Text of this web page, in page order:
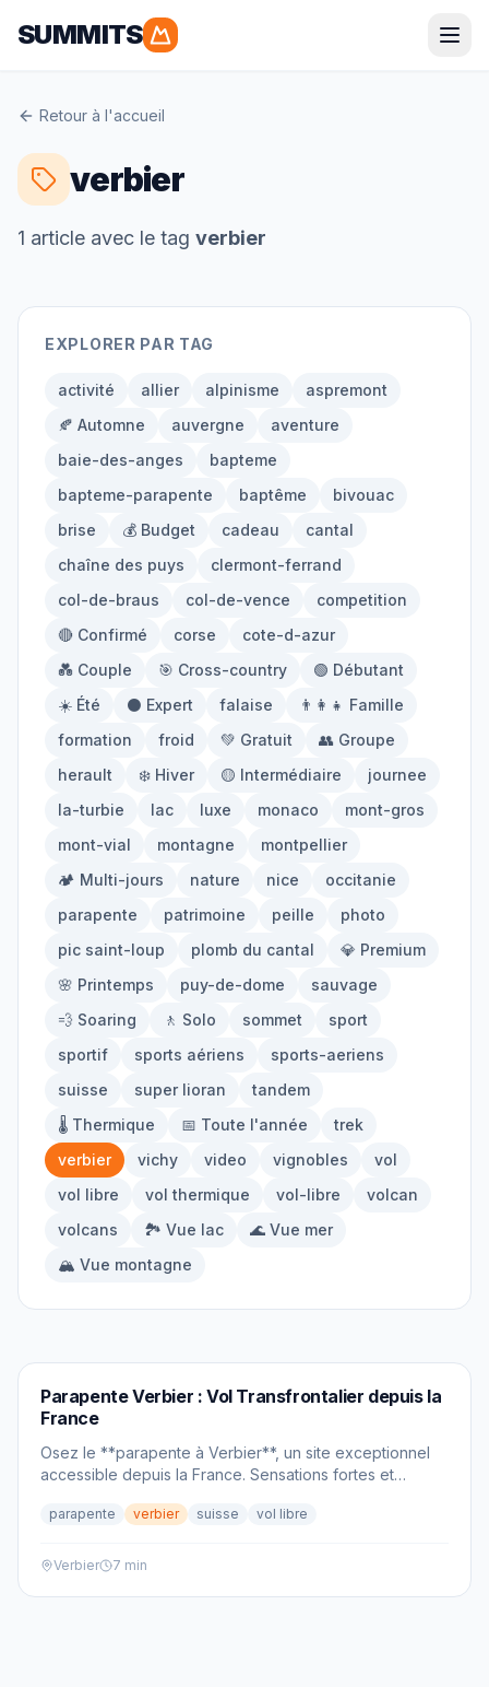
SUMMITS
Parapente
Alpes
Grandes Randonnées
Alpinisme
Mont-Blanc Via Ferrata
Initiation
Parapente Randonnée
Alpinisme
Outils
Carte des Spots Comparateur Prix
Quiz Parapente
À propos
Contact
Retour à l'accueil
verbier
1 article avec le tag verbier
EXPLORER PAR TAG
activité allier alpinisme
aspremont
🍂 Automne
auvergne
aventure
baie-des-anges
bapteme
bapteme-parapente
baptême
bivouac
brise
💰 Budget cadeau
cantal
chaîne des puys
clermont-ferrand
col-de-braus
col-de-vence
competition
🔴 Confirmé
corse
cote-d-azur
💑 Couple
🎯 Cross-country
🟢 Débutant
☀️ Été
⚫ Expert falaise
👨‍👩‍👧 Famille
formation
froid 💚 Gratuit
👥 Groupe
herault
❄️ Hiver 🟡 Intermédiaire
journee
la-turbie
lac luxe monaco
mont-gros
mont-vial
montagne
montpellier
🏕️ Multi-jours
nature nice
occitanie
parapente
patrimoine peille
photo
pic saint-loup
plomb du cantal
💎 Premium
🌸 Printemps
puy-de-dome
sauvage
💨 Soaring
🚶 Solo sommet
sport
sportif
sports aériens
sports-aeriens
suisse
super lioran
tandem
🌡️ Thermique
📅 Toute l'année
trek
verbier
vichy video vignobles
vol
vol libre
vol thermique vol-libre
volcan
volcans
🏞️ Vue lac
🌊 Vue mer
🏔️ Vue montagne
PARAPENTE
Parapente Verbier : Vol Transfrontalier depuis la
France
Osez le **parapente à Verbier**, un site exceptionnel
accessible depuis la France. Sensations fortes et
parapente verbier suisse vol libre
Verbier 7 min